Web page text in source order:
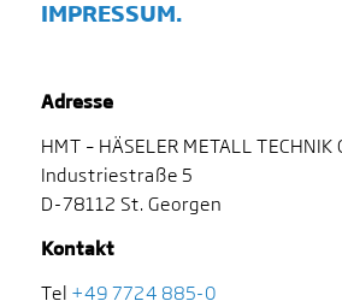
IMPRESSUM.
Adresse
HMT – HÄSELER METALL TECHNIK
Industriestraße 5
D-78112 St. Georgen
Kontakt
Tel +49 7724 885-0